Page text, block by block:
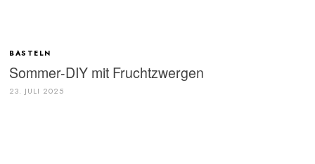
BASTELN
Sommer-DIY mit Fruchtzwergen
23. JULI 2025